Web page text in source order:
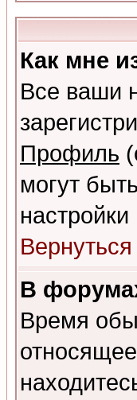
Как мне
Все ваши
Профиль
могут
настройки
В
Время